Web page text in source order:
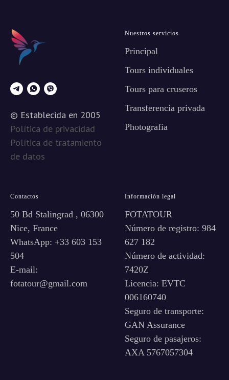
© Establecida en 2005
Política de privacidad
Política de tratamiento
de datos
Nuestros servicios
Principal
Tours individuales
Tours para cruseros
Transferencia privada
Photografia
Contactos
50 Bd Stalingrad , 06300
Nice, France
WhatsApp: +33 603 153
504
E-mail:
fotatour@gmail.com
Información legal
FOTATOUR
Número de registro: 984
627 182
Número de actividad:
7420Z
Licencia: EVTC
006160740
Seguro de transporte:
GAN Assurance
Seguro de pasajeros:
AXA 5767057304